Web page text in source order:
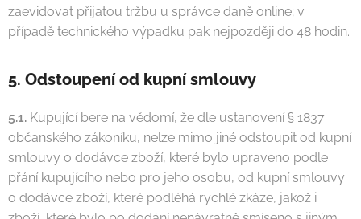
zaevidovat přijatou tržbu u správce daně online; v
případě technického výpadku pak nejpozději do 48 hodin.
5. Odstoupení od kupní smlouvy
5.1. Kupující bere na vědomí, že dle ustanovení § 1837
občanského zákoníku, nelze mimo jiné odstoupit od kupní
smlouvy o dodávce zboží, které bylo upraveno podle
přání kupujícího nebo pro jeho osobu, od kupní smlouvy
o dodávce zboží, které podléhá rychlé zkáze, jakož i